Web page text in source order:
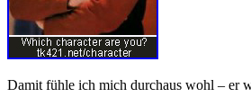
Damit fühle ich mich durchaus wohl – er